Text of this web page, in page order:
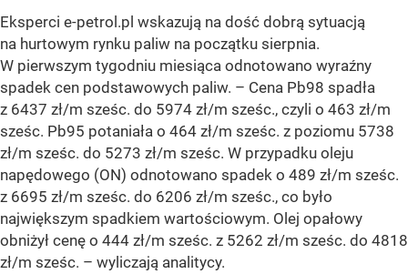
Eksperci e-petrol.pl wskazują na dość dobrą sytuacją
na hurtowym rynku paliw na początku sierpnia.
W pierwszym tygodniu miesiąca odnotowano wyraźny
spadek cen podstawowych paliw. – Cena Pb98 spadła
z 6437 zł/m sześc. do 5974 zł/m sześc., czyli o 463 zł/m
sześc. Pb95 potaniała o 464 zł/m sześc. z poziomu 5738
zł/m sześc. do 5273 zł/m sześc. W przypadku oleju
napędowego (ON) odnotowano spadek o 489 zł/m sześc.
z 6695 zł/m sześc. do 6206 zł/m sześc., co było
największym spadkiem wartościowym. Olej opałowy
obniżył cenę o 444 zł/m sześc. z 5262 zł/m sześc. do 4818
zł/m sześc. – wyliczają analitycy.